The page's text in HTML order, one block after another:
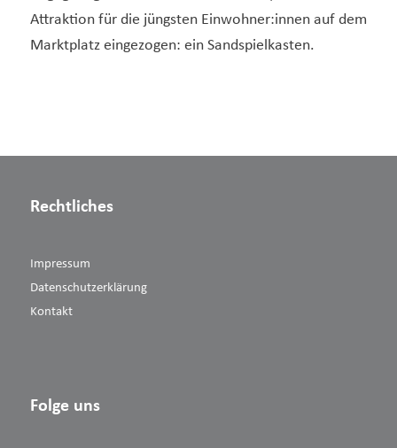
Attraktion für die jüngsten Einwohner:innen auf dem
Marktplatz eingezogen: ein Sandspielkasten.
Rechtliches
Impressum
Datenschutzerklärung
Kontakt
Folge uns